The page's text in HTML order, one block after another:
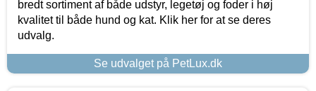
bredt sortiment af både udstyr, legetøj og foder i høj
kvalitet til både hund og kat. Klik her for at se deres
udvalg.
Se udvalget på PetLux.dk